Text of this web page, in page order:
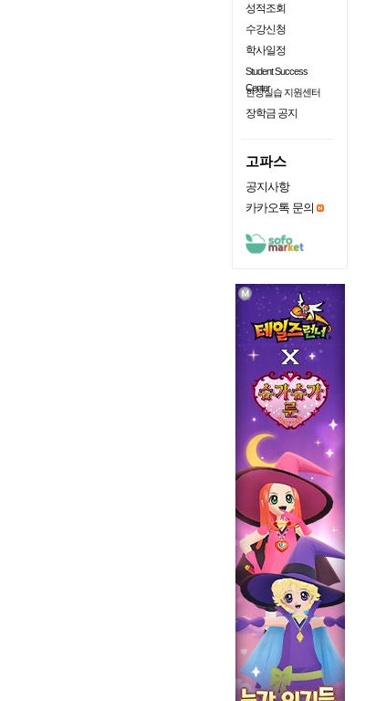
성적조회
수강신청
학사일정
Student Success
Center
현장실습 지원센터
장학금 공지
고파스
공지사항
카카오톡 문의